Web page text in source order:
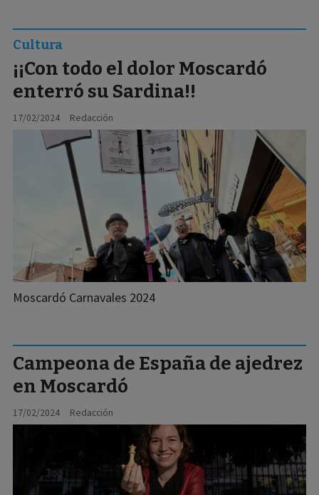
¡¡Con todo el dolor Moscardó
enterró su Sardina!!
Redacción
Cultura
17/02/2024
Moscardó Carnavales 2024
Campeona de España de ajedrez
en Moscardó
Redacción
17/02/2024